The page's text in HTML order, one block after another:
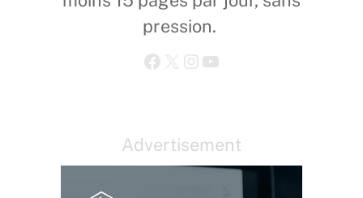
pression.
Facebook X Instagram YouTube
Advertisement